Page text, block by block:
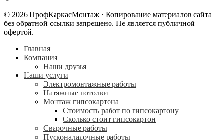
© 2026 ПрофКаркасМонтаж · Копирование материалов сайта
без обратной ссылки запрещено. Не является публичной
офертой.
Главная
Компания
Наши друзья
Наши услуги
Электромонтажные работы
Натяжные потолки
Монтаж гипсокартона
Стоимость работ по гипсокартону
Сколько стоит гипсокартон
Сварочные работы
Пусконаладочные работы